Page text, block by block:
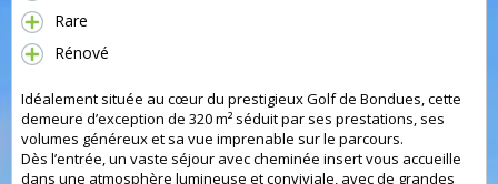
Rare
Rénové
Idéalement située au cœur du prestigieux Golf de Bondues, cette
demeure d’exception de 320 m² séduit par ses prestations, ses
volumes généreux et sa vue imprenable sur le parcours.
Dès l’entrée, un vaste séjour avec cheminée insert vous accueille
dans une atmosphère lumineuse et conviviale, avec de grandes